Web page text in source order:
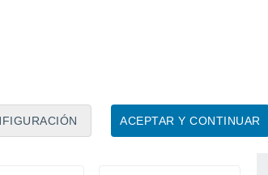
ACEPTAR Y CONTINUAR